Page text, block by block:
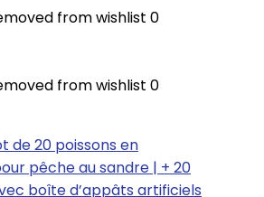
from wishlist 0
from wishlist 0